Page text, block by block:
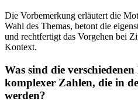
Die Vorbemerkung erläutert die
Wahl des Themas, betont die
und rechtfertigt das Vorgehen bei
Kontext.
Was sind die
komplexer Zahlen, die in
werden?